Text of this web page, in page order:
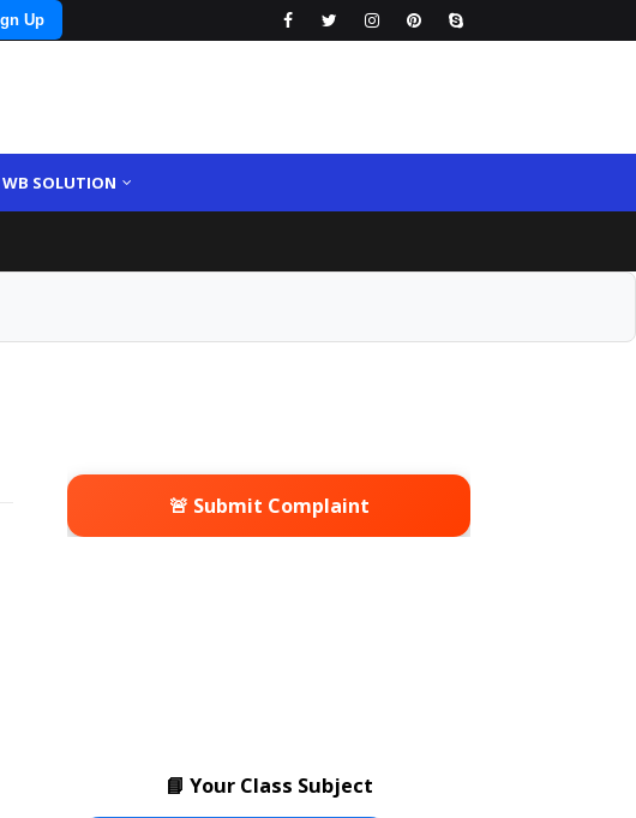
Up
WB SOLUTION
🚨 Submit Complaint
📘 Your Class Subject